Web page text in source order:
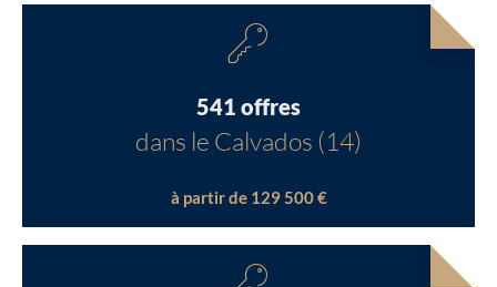
541 offres
dans le Calvados (14)
à partir de 129 500 €